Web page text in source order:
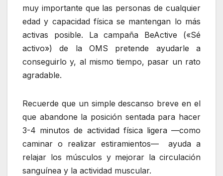
muy importante que las personas de cualquier
edad y capacidad física se mantengan lo más
activas posible. La campaña BeActive («Sé
activo») de la OMS pretende ayudarle a
conseguirlo y, al mismo tiempo, pasar un rato
agradable.
Recuerde que un simple descanso breve en el
que abandone la posición sentada para hacer
3-4 minutos de actividad física ligera —como
caminar o realizar estiramientos— ayuda a
relajar los músculos y mejorar la circulación
sanguínea y la actividad muscular.